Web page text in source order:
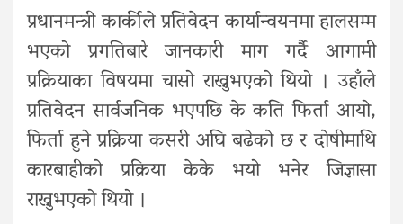
प्रधानमन्त्री कार्कीले प्रतिवेदन कार्यान्वयनमा हालसम्म
भएको प्रगतिबारे जानकारी माग गर्दै आगामी
प्रक्रियाका विषयमा चासो राख्नुभएको थियो । उहाँले
प्रतिवेदन सार्वजनिक भएपछि के कति फिर्ता आयो,
फिर्ता हुने प्रक्रिया कसरी अघि बढेको छ र दोषीमाथि
कारबाहीको प्रक्रिया केके भयो भनेर जिज्ञासा
राख्नुभएको थियो ।